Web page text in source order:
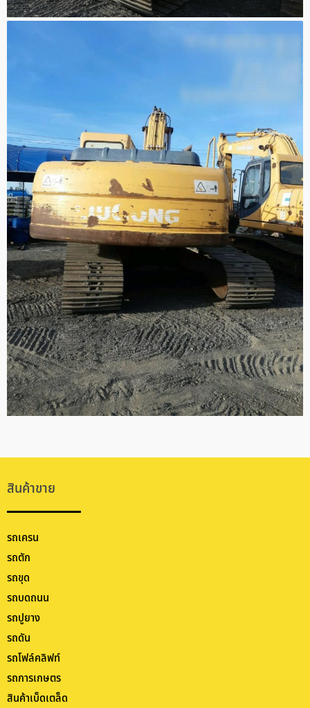
สินค้าขาย
รถเครน
รถตัก
รถขุด
รถบดถนน
รถปูยาง
รถดัน
รถโฟล์คลิฟท์
รถการเกษตร
สินค้าเบ็ดเตล็ด